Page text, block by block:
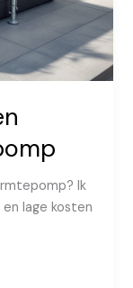
Ik
lage kosten